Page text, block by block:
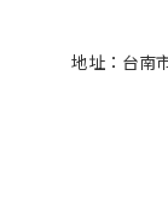
地址：台南